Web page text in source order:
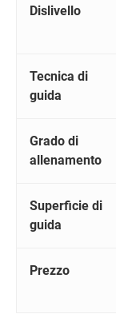
Dislivello
Tecnica di
guida
Grado di
allenamento
Superficie di
guida
Prezzo